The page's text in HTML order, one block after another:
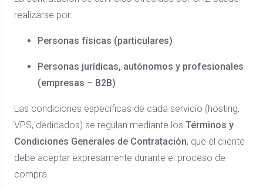
realizarse por:
Personas físicas (particulares)
Personas jurídicas, autónomos y profesionales
(empresas – B2B)
Las condiciones específicas de cada servicio (hosting,
VPS, dedicados) se regulan mediante los Términos y
Condiciones Generales de Contratación, que el cliente
debe aceptar expresamente durante el proceso de
compra.